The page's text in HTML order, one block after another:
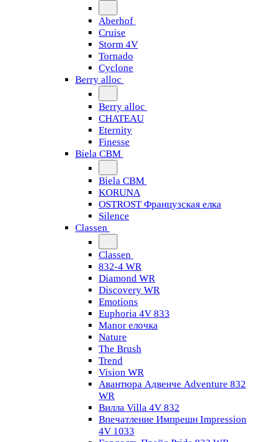
Aberhof
Cruise
Storm 4V
Tornado
Сyclone
Berry alloc
Berry alloc
CHATEAU
Eternity
Finesse
Biela CBM
Biela CBM
KORUNA
OSTROST Французская елка
Silence
Classen
Classen
832-4 WR
Diamond WR
Discovery WR
Emotions
Euphoria 4V 833
Manor елочка
Nature
The Brush
Trend
Vision WR
Авантюра Адвенче Adventure 832
WR
Вилла Villa 4V 832
Впечатление Импрешн Impression
4V 1033